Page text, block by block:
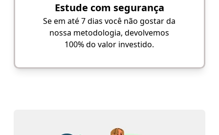
Estude com segurança
Se em até 7 dias você não gostar da
nossa metodologia, devolvemos
100% do valor investido.